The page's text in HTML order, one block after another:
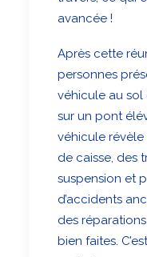
avancée !
Après cette
personnes
véhicule au sol
sur un pont
véhicule révèle
de caisse, des
suspension et
d’accidents
des
bien faites.